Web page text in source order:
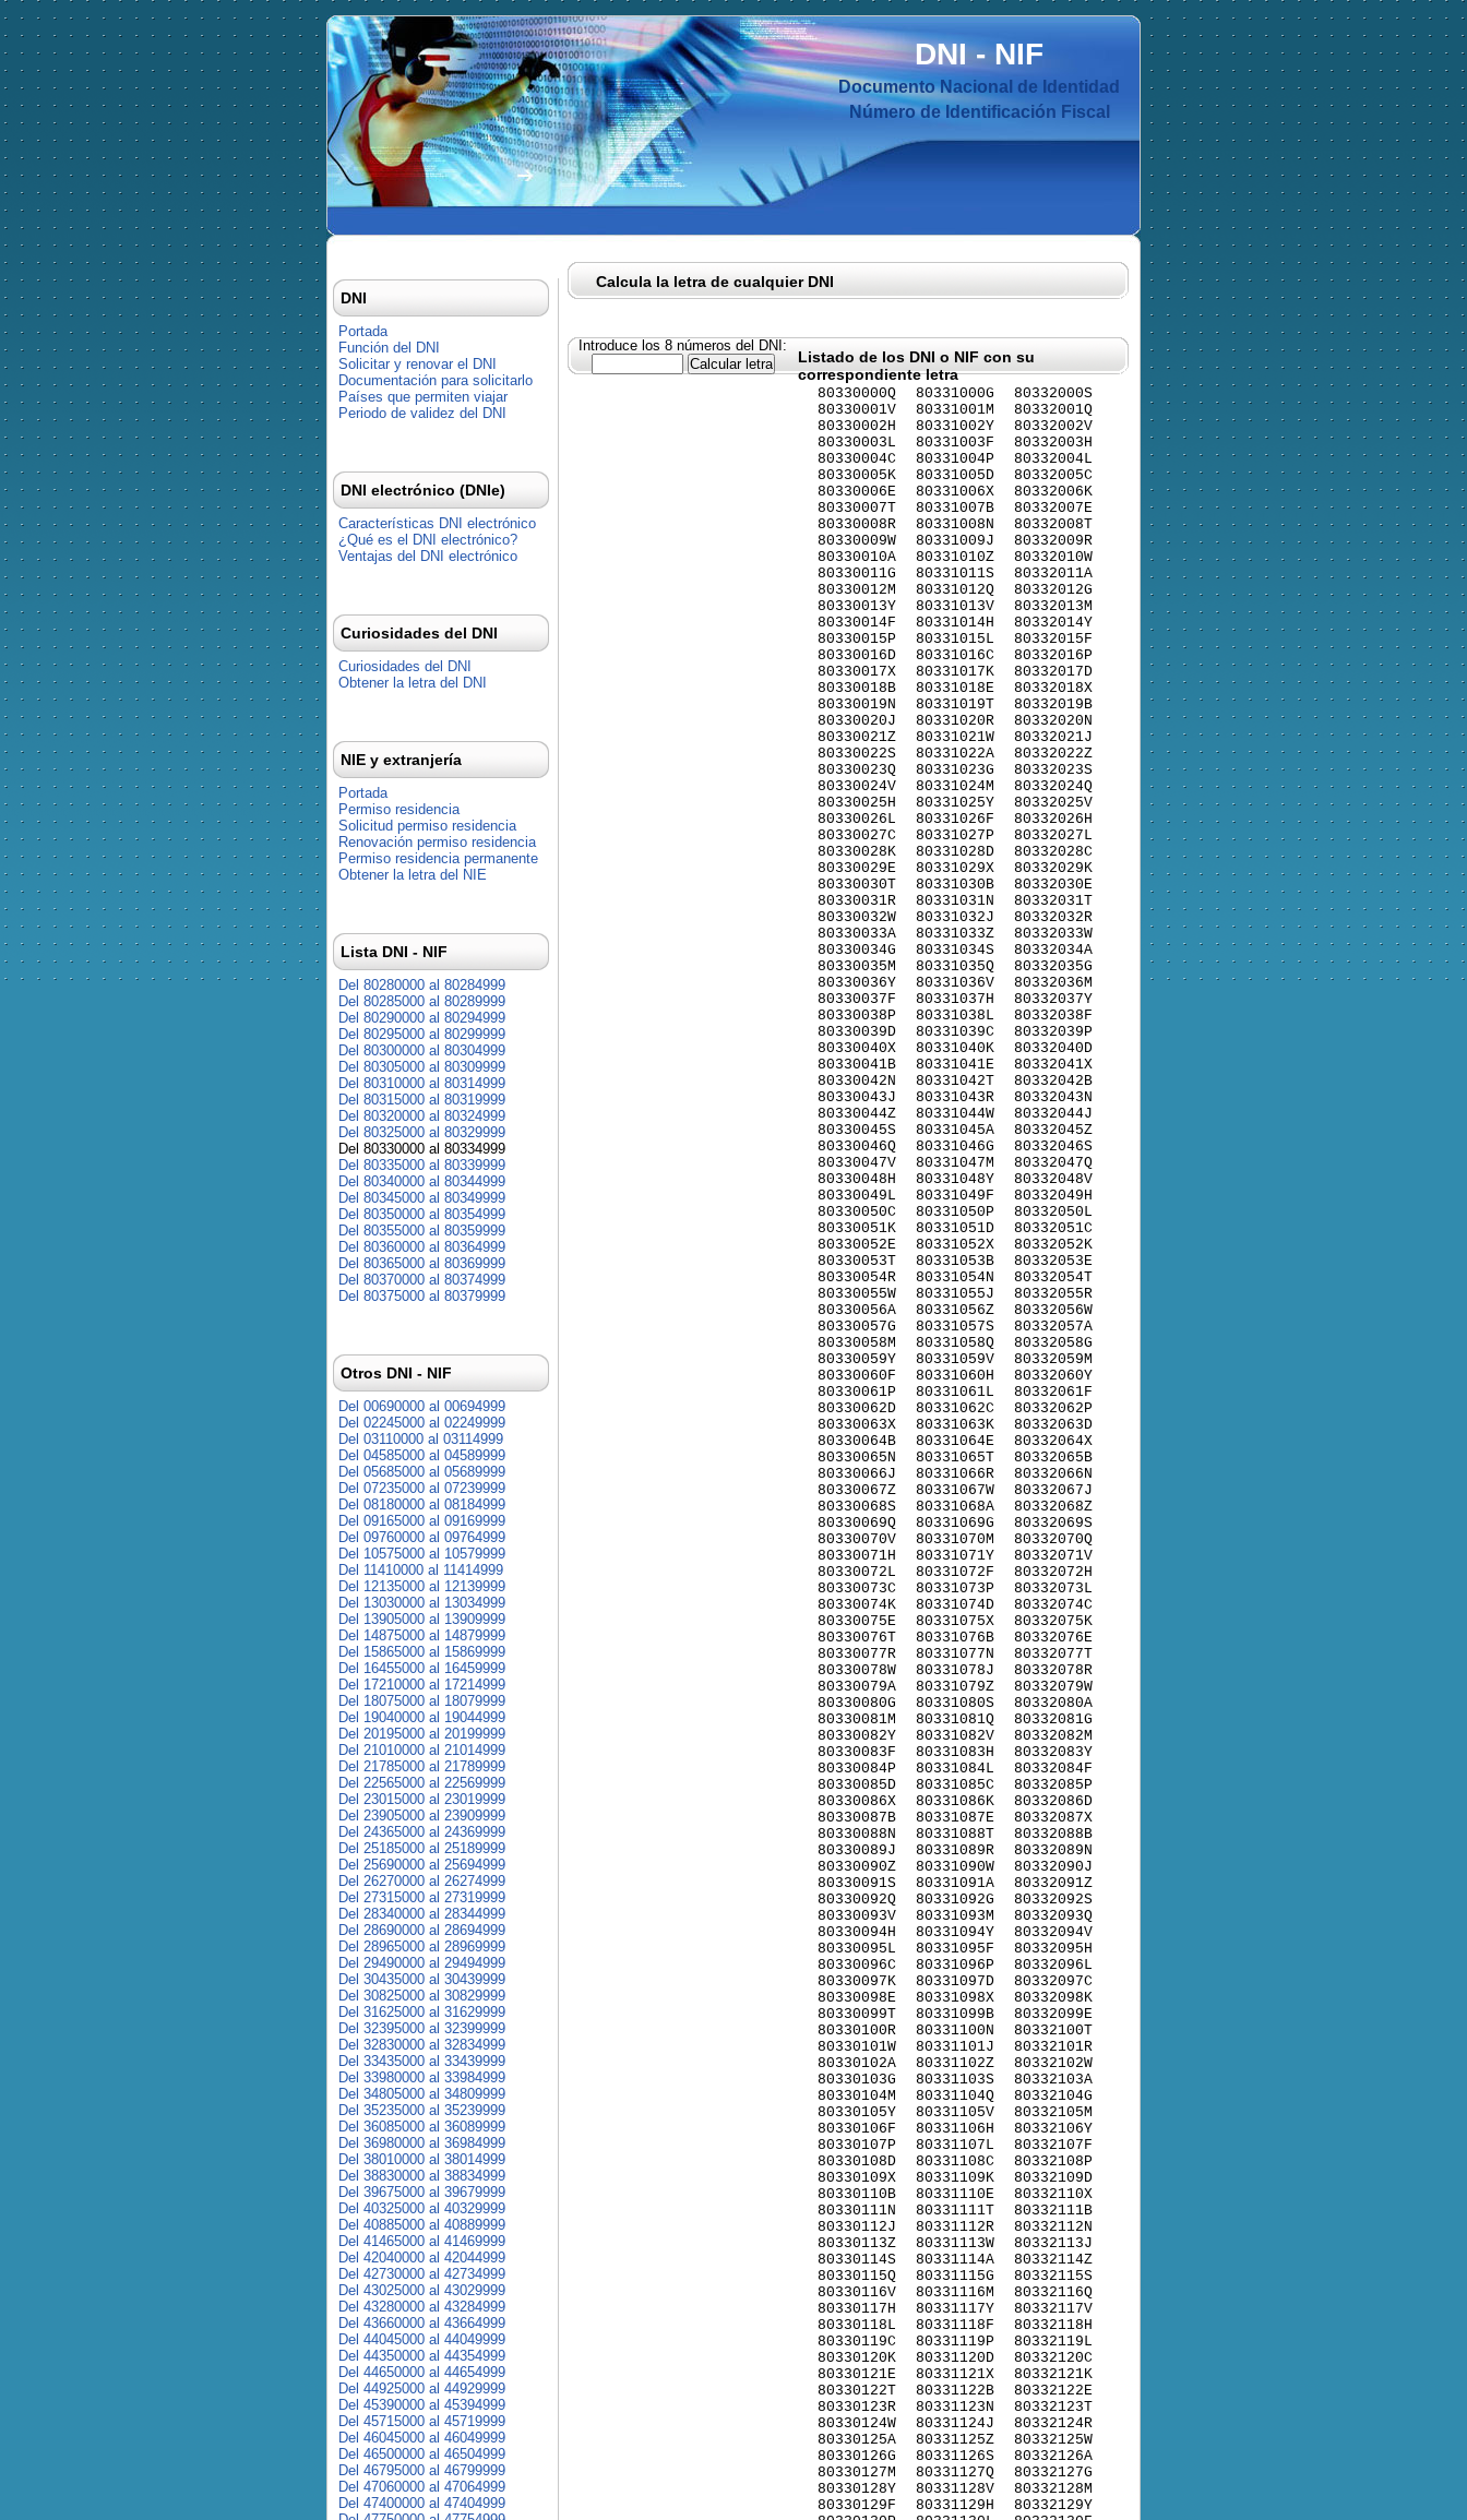
DNI-NIF
Documento Nacional de Identidad
Número de Identificación Fiscal
Calcula la letra de cualquier DNI
Introduce los 8 números del DNI:
Listado de los DNI o NIF con su
correspondiente letra
80330000Q
80330001V
80330002H
80330003L
80330004C
80330005K
80330006E
80330007T
80330008R
80330009W
80330010A
80330011G
80330012M
80330013Y
80330014F
80330015P
80330016D
80330017X
80330018B
80330019N
80330020J
80330021Z
80330022S
80330023Q
80330024V
80330025H
80330026L
80330027C
80330028K
80330029E
80330030T
80330031R
80330032W
80330033A
80330034G
80330035M
80330036Y
80330037F
80330038P
80330039D
80330040X
80330041B
80330042N
80330043J
80330044Z
80330045S
80330046Q
80330047V
80330048H
80330049L
80330050C
80330051K
80330052E
80330053T
80330054R
80330055W
80330056A
80330057G
80330058M
80330059Y
80330060F
80330061P
80330062D
80330063X
80330064B
80330065N
80330066J
80330067Z
80330068S
80330069Q
80330070V
80330071H
80330072L
80330073C
80330074K
80330075E
80330076T
80330077R
80330078W
80330079A
80330080G
80330081M
80330082Y
80330083F
80330084P
80330085D
80330086X
80330087B
80330088N
80330089J
80330090Z
80330091S
80330092Q
80330093V
80330094H
80330095L
80330096C
80330097K
80330098E
80330099T
80330100R
80330101W
80330102A
80330103G
80330104M
80330105Y
80330106F
80330107P
80330108D
80330109X
80330110B
80330111N
80330112J
80330113Z
80330114S
80330115Q
80330116V
80330117H
80330118L
80330119C
80330120K
80330121E
80330122T
80330123R
80330124W
80330125A
80330126G
80330127M
80330128Y
80330129F
80331000G
80331001M
80331002Y
80331003F
80331004P
80331005D
80331006X
80331007B
80331008N
80331009J
80331010Z
80331011S
80331012Q
80331013V
80331014H
80331015L
80331016C
80331017K
80331018E
80331019T
80331020R
80331021W
80331022A
80331023G
80331024M
80331025Y
80331026F
80331027P
80331028D
80331029X
80331030B
80331031N
80331032J
80331033Z
80331034S
80331035Q
80331036V
80331037H
80331038L
80331039C
80331040K
80331041E
80331042T
80331043R
80331044W
80331045A
80331046G
80331047M
80331048Y
80331049F
80331050P
80331051D
80331052X
80331053B
80331054N
80331055J
80331056Z
80331057S
80331058Q
80331059V
80331060H
80331061L
80331062C
80331063K
80331064E
80331065T
80331066R
80331067W
80331068A
80331069G
80331070M
80331071Y
80331072F
80331073P
80331074D
80331075X
80331076B
80331077N
80331078J
80331079Z
80331080S
80331081Q
80331082V
80331083H
80331084L
80331085C
80331086K
80331087E
80331088T
80331089R
80331090W
80331091A
80331092G
80331093M
80331094Y
80331095F
80331096P
80331097D
80331098X
80331099B
80331100N
80331101J
80331102Z
80331103S
80331104Q
80331105V
80331106H
80331107L
80331108C
80331109K
80331110E
80331111T
80331112R
80331113W
80331114A
80331115G
80331116M
80331117Y
80331118F
80331119P
80331120D
80331121X
80331122B
80331123N
80331124J
80331125Z
80331126S
80331127Q
80331128V
80331129H
80332000S
80332001Q
80332002V
80332003H
80332004L
80332005C
80332006K
80332007E
80332008T
80332009R
80332010W
80332011A
80332012G
80332013M
80332014Y
80332015F
80332016P
80332017D
80332018X
80332019B
80332020N
80332021J
80332022Z
80332023S
80332024Q
80332025V
80332026H
80332027L
80332028C
80332029K
80332030E
80332031T
80332032R
80332033W
80332034A
80332035G
80332036M
80332037Y
80332038F
80332039P
80332040D
80332041X
80332042B
80332043N
80332044J
80332045Z
80332046S
80332047Q
80332048V
80332049H
80332050L
80332051C
80332052K
80332053E
80332054T
80332055R
80332056W
80332057A
80332058G
80332059M
80332060Y
80332061F
80332062P
80332063D
80332064X
80332065B
80332066N
80332067J
80332068Z
80332069S
80332070Q
80332071V
80332072H
80332073L
80332074C
80332075K
80332076E
80332077T
80332078R
80332079W
80332080A
80332081G
80332082M
80332083Y
80332084F
80332085P
80332086D
80332087X
80332088B
80332089N
80332090J
80332091Z
80332092S
80332093Q
80332094V
80332095H
80332096L
80332097C
80332098K
80332099E
80332100T
80332101R
80332102W
80332103A
80332104G
80332105M
80332106Y
80332107F
80332108P
80332109D
80332110X
80332111B
80332112N
80332113J
80332114Z
80332115S
80332116Q
80332117V
80332118H
80332119L
80332120C
80332121K
80332122E
80332123T
80332124R
80332125W
80332126A
80332127G
80332128M
80332129Y
DNI
Portada
Función del DNI
Solicitar y renovar el DNI
Documentación para solicitarlo
Países que permiten viajar
Periodo de validez del DNI
DNI electrónico (DNIe)
Características DNI electrónico
¿Qué es el DNI electrónico?
Ventajas del DNI electrónico
Curiosidades del DNI
Curiosidades del DNI
Obtener la letra del DNI
NIE y extranjería
Portada
Permiso residencia
Solicitud permiso residencia
Renovación permiso residencia
Permiso residencia permanente
Obtener la letra del NIE
Lista DNI - NIF
Del 80280000 al 80284999
Del 80285000 al 80289999
Del 80290000 al 80294999
Del 80295000 al 80299999
Del 80300000 al 80304999
Del 80305000 al 80309999
Del 80310000 al 80314999
Del 80315000 al 80319999
Del 80320000 al 80324999
Del 80325000 al 80329999
Del 80330000 al 80334999
Del 80335000 al 80339999
Del 80340000 al 80344999
Del 80345000 al 80349999
Del 80350000 al 80354999
Del 80355000 al 80359999
Del 80360000 al 80364999
Del 80365000 al 80369999
Del 80370000 al 80374999
Del 80375000 al 80379999
Otros DNI - NIF
Del 00690000 al 00694999
Del 02245000 al 02249999
Del 03110000 al 03114999
Del 04585000 al 04589999
Del 05685000 al 05689999
Del 07235000 al 07239999
Del 08180000 al 08184999
Del 09165000 al 09169999
Del 09760000 al 09764999
Del 10575000 al 10579999
Del 11410000 al 11414999
Del 12135000 al 12139999
Del 13030000 al 13034999
Del 13905000 al 13909999
Del 14875000 al 14879999
Del 15865000 al 15869999
Del 16455000 al 16459999
Del 17210000 al 17214999
Del 18075000 al 18079999
Del 19040000 al 19044999
Del 20195000 al 20199999
Del 21010000 al 21014999
Del 21785000 al 21789999
Del 22565000 al 22569999
Del 23015000 al 23019999
Del 23905000 al 23909999
Del 24365000 al 24369999
Del 25185000 al 25189999
Del 25690000 al 25694999
Del 26270000 al 26274999
Del 27315000 al 27319999
Del 28340000 al 28344999
Del 28690000 al 28694999
Del 28965000 al 28969999
Del 29490000 al 29494999
Del 30435000 al 30439999
Del 30825000 al 30829999
Del 31625000 al 31629999
Del 32395000 al 32399999
Del 32830000 al 32834999
Del 33435000 al 33439999
Del 33980000 al 33984999
Del 34805000 al 34809999
Del 35235000 al 35239999
Del 36085000 al 36089999
Del 36980000 al 36984999
Del 38010000 al 38014999
Del 38830000 al 38834999
Del 39675000 al 39679999
Del 40325000 al 40329999
Del 40885000 al 40889999
Del 41465000 al 41469999
Del 42040000 al 42044999
Del 42730000 al 42734999
Del 43025000 al 43029999
Del 43280000 al 43284999
Del 43660000 al 43664999
Del 44045000 al 44049999
Del 44350000 al 44354999
Del 44650000 al 44654999
Del 44925000 al 44929999
Del 45390000 al 45394999
Del 45715000 al 45719999
Del 46045000 al 46049999
Del 46500000 al 46504999
Del 46795000 al 46799999
Del 47060000 al 47064999
Del 47400000 al 47404999